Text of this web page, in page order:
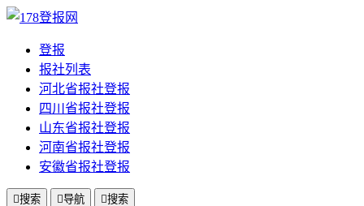
登报
报社列表
河北省报社登报
四川省报社登报
山东省报社登报
河南省报社登报
安徽省报社登报
搜索 导航 搜索